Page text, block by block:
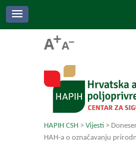
HAPIH CSH > Vijesti >
HAH-a o označavanju